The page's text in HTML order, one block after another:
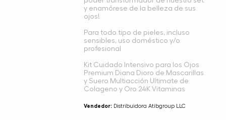
y enamórese de la belleza de sus
ojos!
Para todo tipo de pieles, incluso
sensibles, uso doméstico y/o
profesional
Kit Cuidado Intensivo para los Ojos
Premium Diana Dioro de Mascarillas
y Suero Multiacción Ultimate de
Colageno y Oro 24K Vitaminas
Vendedor: Distribuidora Atibgroup LLC